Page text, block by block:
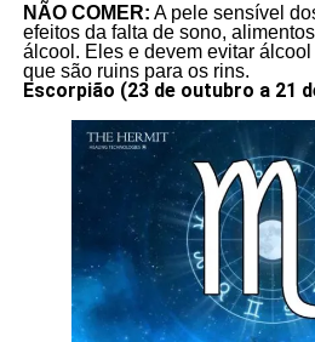
NÃO COMER: A pele sensível
efeitos da falta de sono,
álcool. Eles e devem evitar
que são ruins para os rins.
Escorpião (23 de outubro a 21